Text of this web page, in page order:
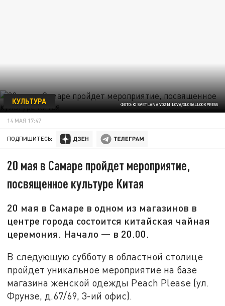
ФОТО: © SVETLANA VOZMILOVA/GLOBALLOOKPRESS
КУЛЬТУРА
14 МАЯ 17:47
ПОДПИШИТЕСЬ:
20 мая в Самаре пройдет мероприятие,
посвященное культуре Китая
20 мая в Самаре в одном из магазинов в
центре города состоится китайская чайная
церемония. Начало — в 20.00.
В следующую субботу в областной столице
пройдет уникальное мероприятие на базе
магазина женской одежды Peach Please (ул.
Фрунзе, д.67/69, 3-ий офис).